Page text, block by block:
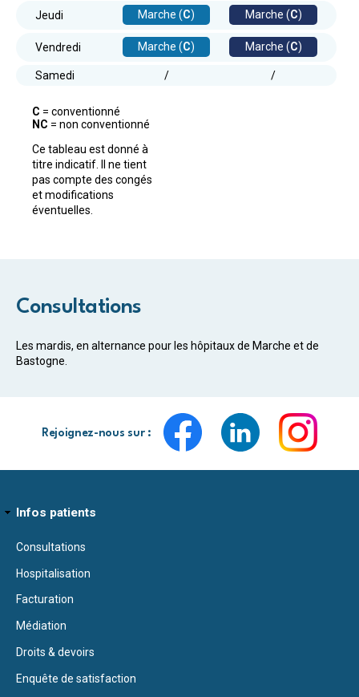
Jeudi Marche (C) Marche (C)
Vendredi Marche (C) Marche (C)
Samedi / /
C = conventionné
NC = non conventionné
Ce tableau est donné à
titre indicatif. Il ne tient
pas compte des congés
et modifications
éventuelles.
Consultations
Les mardis, en alternance pour les hôpitaux de Marche et de
Bastogne.
Rejoignez-nous sur :
Infos patients
Consultations
Hospitalisation
Facturation
Médiation
Droits & devoirs
Enquête de satisfaction